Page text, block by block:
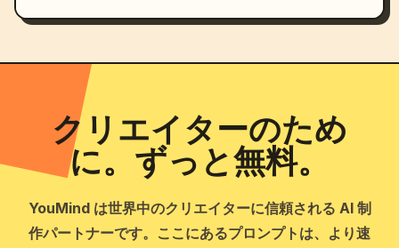
クリエイターのため
に。ずっと無料。
YouMind は世界中のクリエイターに信頼される AI 制
作パートナーです。ここにあるプロンプトは、より速